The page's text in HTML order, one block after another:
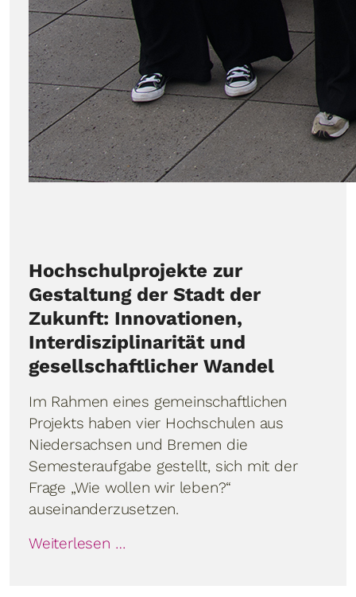
Hochschulprojekte zur
Gestaltung der Stadt der
Zukunft: Innovationen,
Interdisziplinarität und
gesellschaftlicher Wandel
Im Rahmen eines gemeinschaftlichen
Projekts haben vier Hochschulen aus
Niedersachsen und Bremen die
Semesteraufgabe gestellt, sich mit der
Frage „Wie wollen wir leben?“
auseinanderzusetzen.
Weiterlesen …